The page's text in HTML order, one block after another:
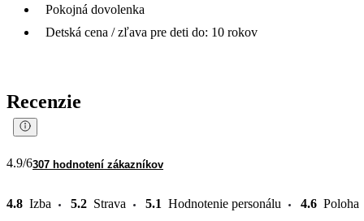
Pokojná dovolenka
Detská cena / zľava pre deti do: 10 rokov
Recenzie
4.9/6307 hodnotení zákazníkov
4.8 Izba 5.2 Strava 5.1 Hodnotenie personálu 4.6 Poloha